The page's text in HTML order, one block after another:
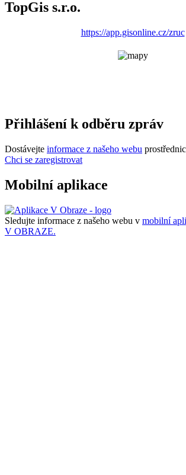
TopGis s.r.o.
https://app.gisonline.cz/zruc
Přihlášení k odběru zpráv
Dostávejte informace z našeho webu
Chci se zaregistrovat
Mobilní aplikace
Sledujte informace z našeho webu v mobilní
V OBRAZE.